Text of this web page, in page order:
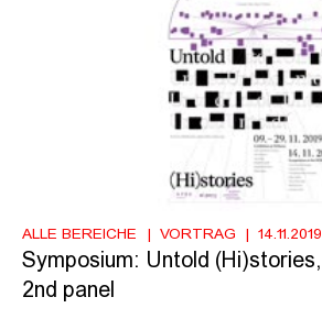
ALLE BEREICHE VORTRAG 14.11.2019
Symposium: Untold (Hi)stories,
2nd panel